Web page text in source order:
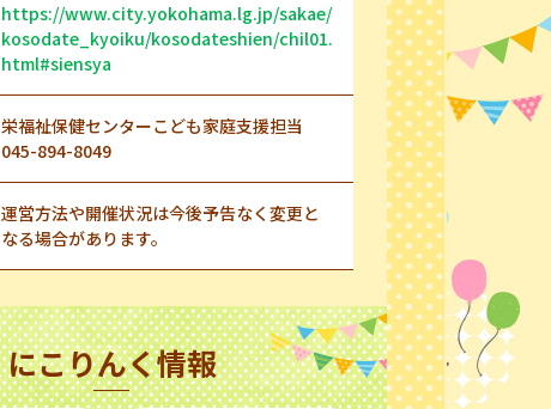
https://www.city.yokohama.lg.jp/sakae/
kosodate_kyoiku/kosodateshien/chil01.
html#siensya
栄福祉保健センターこども家庭支援担当
045-894-8049
運営方法や開催状況は今後予告なく変更と
なる場合があります。
にこりんく情報